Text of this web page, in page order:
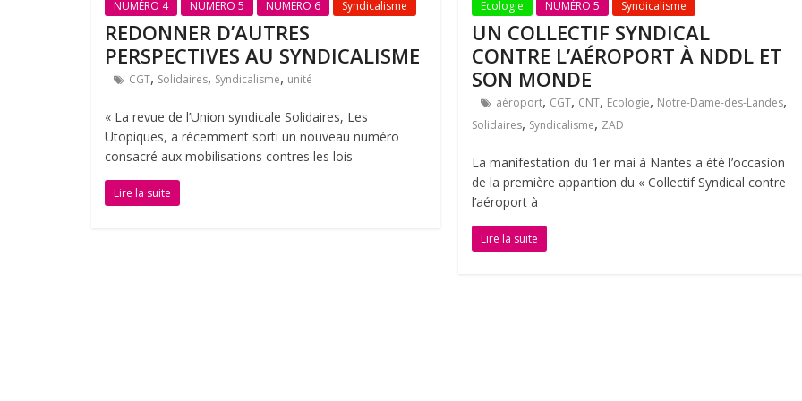
NUMÉRO 4 NUMÉRO 5 NUMÉRO 6 Syndicalisme
REDONNER D’AUTRES
PERSPECTIVES AU SYNDICALISME
CGT, Solidaires, Syndicalisme, unité
« La revue de l’Union syndicale Solidaires, Les
Utopiques, a récemment sorti un nouveau numéro
consacré aux mobilisations contres les lois
Lire la suite
Ecologie NUMÉRO 5 Syndicalisme
UN COLLECTIF SYNDICAL
CONTRE L’AÉROPORT À NDDL ET
SON MONDE
aéroport, CGT, CNT, Ecologie, Notre-Dame-des-Landes,
Solidaires, Syndicalisme, ZAD
La manifestation du 1er mai à Nantes a été l’occasion
de la première apparition du « Collectif Syndical contre
l’aéroport à
Lire la suite